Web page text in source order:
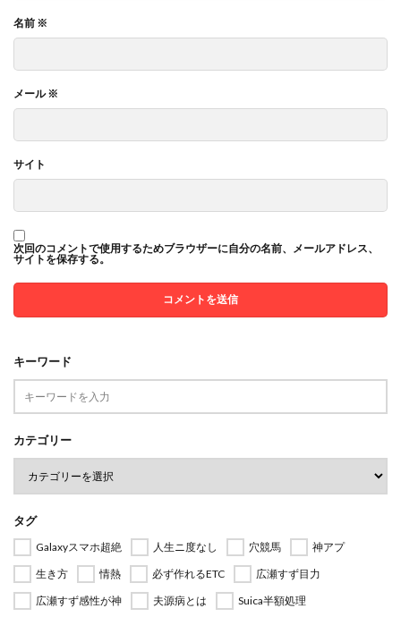
名前 ※
メール※
サイト
次回のコメントで使用するためブラウザーに自分の名前、メールアドレス、
サイトを保存する。
キーワード
カテゴリー
タグ
Galaxyスマホ超絶 人生ニ度なし 穴競馬
神アプ
生き方
情熱 必ず作れるETC
広瀬すず目力
広瀬すず感性が神
夫源病とは
Suica半額処理